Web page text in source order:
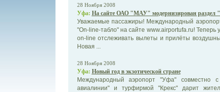
28 Ноября 2008
Уфа: На сайте ОАО "МАУ" модернизирован раздел
Уважаемые пассажиры! Международный
"On-line-табло" на сайте www.airportufa.ru!
on-line отслеживать вылеты и прилёты
Новая ...
28 Ноября 2008
Уфа: Новый год в экзотической стране
Международный аэропорт "Уфа" совместно с
авиалинии" и турфирмой "Крекс" дарит